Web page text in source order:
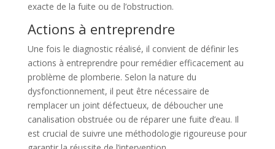
exacte de la fuite ou de l’obstruction.
Actions à entreprendre
Une fois le diagnostic réalisé, il convient de définir les
actions à entreprendre pour remédier efficacement au
problème de plomberie. Selon la nature du
dysfonctionnement, il peut être nécessaire de
remplacer un joint défectueux, de déboucher une
canalisation obstruée ou de réparer une fuite d’eau. Il
est crucial de suivre une méthodologie rigoureuse pour